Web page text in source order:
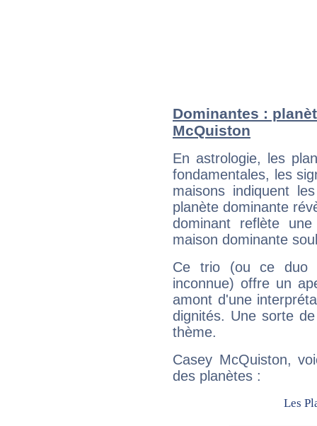
Dominantes :
McQuiston
En astrologie, les
fondamentales, les
maisons indiquent
planète dominante
dominant reflète
maison dominante
Ce trio (ou ce duo
inconnue) offre un
amont d'une
dignités. Une sorte
thème.
Casey McQuiston,
des planètes :